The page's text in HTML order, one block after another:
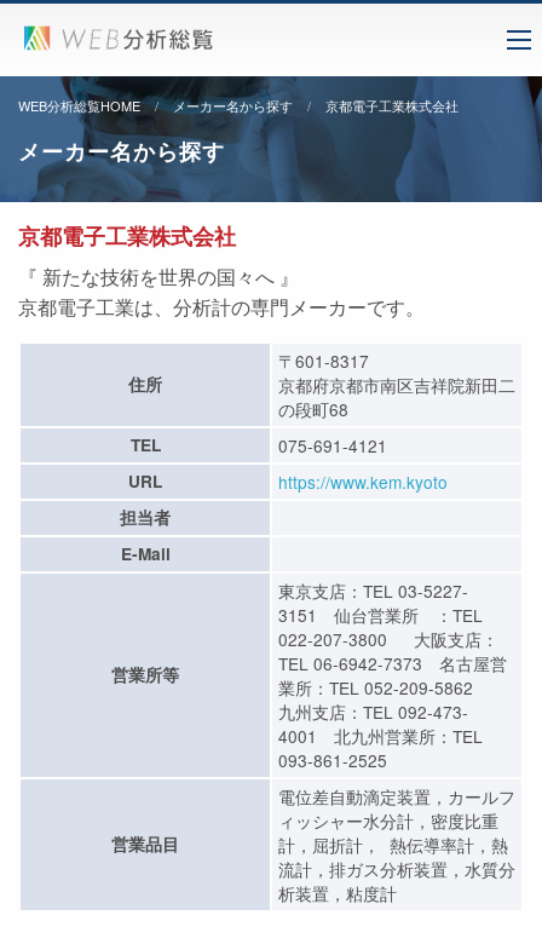
WEB分析総覧HOME メーカー名から探す 京都電子工業株式会社
メーカー名から探す
京都電子工業株式会社
『 新たな技術を世界の国々へ 』
京都電子工業は、分析計の専門メーカーです。
住所
〒601-8317
京都府京都市南区吉祥院新田二
の段町68
TEL 075-691-4121
URL https://www.kem.kyoto
担当者
E-Mail
営業所等
東京支店：TEL 03-5227-
3151 仙台営業所 ：TEL
022-207-3800 大阪支店：
TEL 06-6942-7373 名古屋営
業所：TEL 052-209-5862
九州支店：TEL 092-473-
4001 北九州営業所：TEL
093-861-2525
営業品目
電位差自動滴定装置，カールフ
ィッシャー水分計，密度比重
計，屈折計， 熱伝導率計，熱
流計，排ガス分析装置，水質分
析装置，粘度計